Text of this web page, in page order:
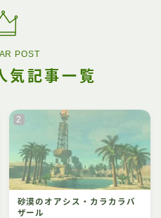
POST
気記事一覧
砂漠のオアシス・カラカラバ
ザール